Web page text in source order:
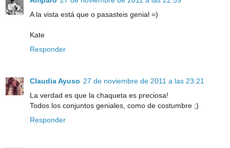
A la vista está que o pasasteis genial =)
Kate
Responder
Claudia Ayuso 27 de noviembre de 2011 a las 23:21
La verdad es que la chaqueta es preciosa!
Todos los conjuntos geniales, como de costumbre ;)
Responder